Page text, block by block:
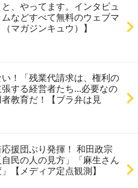
、やってます。インタビュ
などすべて無料のウェブマ
マガジンキュウ）】
！「残業代請求は、権利の
する経営者たち...必要なの
教育だ！【ブラ弁は見
援団ぶり発揮！ 和田政宗
民の人の見方」「麻生さん
【メディア定点観測】